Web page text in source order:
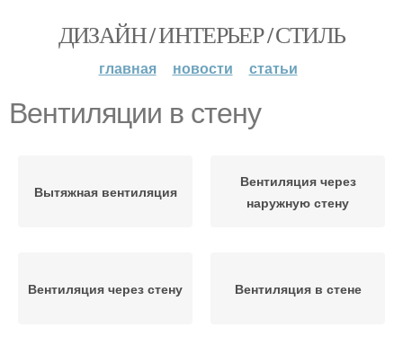
ДИЗАЙН / ИНТЕРЬЕР / СТИЛЬ
главная новости статьи
Вентиляции в стену
Вытяжная вентиляция
Вентиляция через
наружную стену
Вентиляция через стену Вентиляция в стене